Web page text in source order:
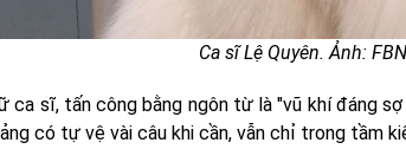
Ca sĩ Lệ Quyên. Ảnh:
ca sĩ, tấn công bằng ngôn từ là "vũ khí đáng sợ
có tự vệ vài câu khi cần, vẫn chỉ trong tầm